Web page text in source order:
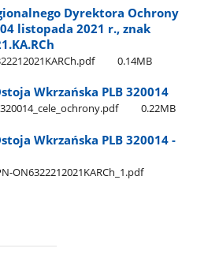
Dyrektora Ochrony
listopada 2021 r., znak
0.14MB
Wkrzańska PLB 320014
0.22MB
Wkrzańska PLB 320014 -
ON6322212021KARCh​_1.pdf